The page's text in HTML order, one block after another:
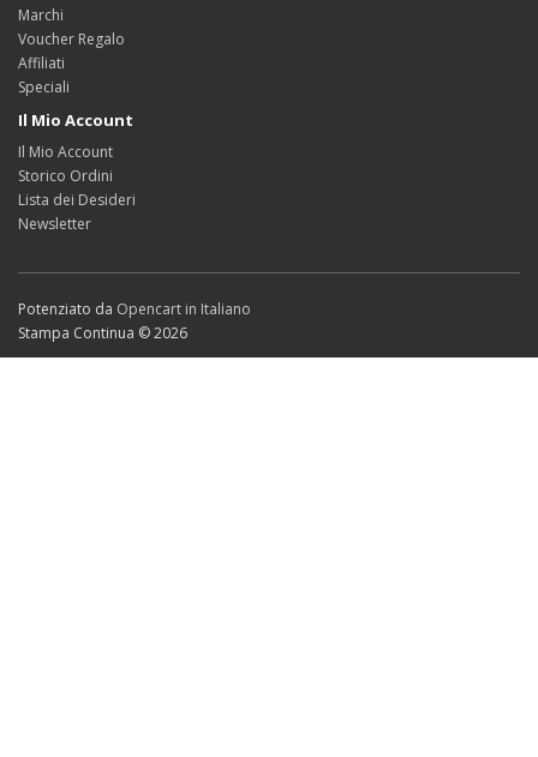
Marchi
Voucher Regalo
Affiliati
Speciali
Il Mio Account
Il Mio Account
Storico Ordini
Lista dei Desideri
Newsletter
Potenziato da Opencart in Italiano
Stampa Continua © 2026